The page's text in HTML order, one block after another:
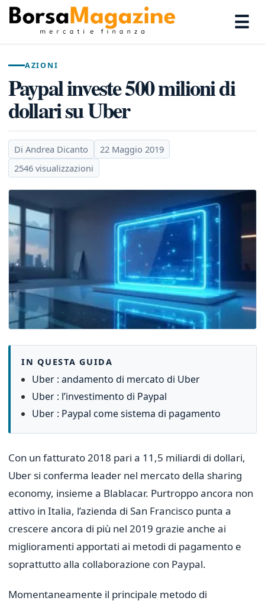
☰
AZIONI
Paypal investe 500 milioni di
dollari su Uber
Di Andrea Dicanto
22 Maggio 2019
2546 visualizzazioni
IN QUESTA GUIDA
Uber : andamento di mercato di Uber
Uber : l’investimento di Paypal
Uber : Paypal come sistema di pagamento
Con un fatturato 2018 pari a 11,5 miliardi di dollari,
Uber si conferma leader nel mercato della sharing
economy, insieme a Blablacar. Purtroppo ancora non
attivo in Italia, l’azienda di San Francisco punta a
crescere ancora di più nel 2019 grazie anche ai
miglioramenti apportati ai metodi di pagamento e
soprattutto alla collaborazione con Paypal.
Momentaneamente il principale metodo di